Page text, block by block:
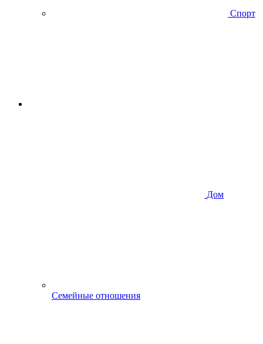
Спорт
Дом
Семейные отношения